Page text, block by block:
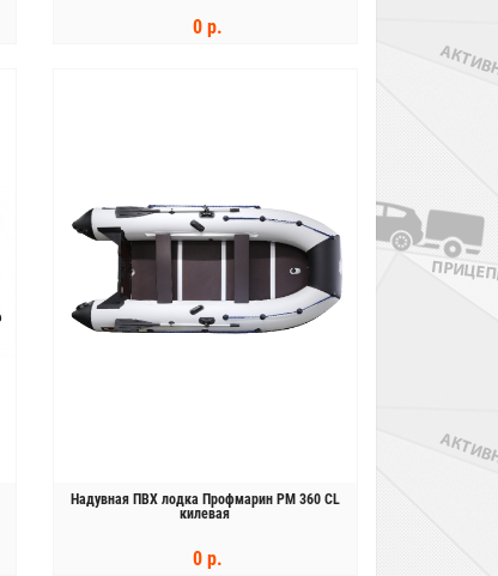
0 р.
Надувная ПВХ лодка Профмарин PM 360 CL
килевая
0 р.